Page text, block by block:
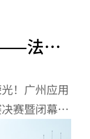
法政
！广州应用
赛暨闭幕式
每一滴汗水